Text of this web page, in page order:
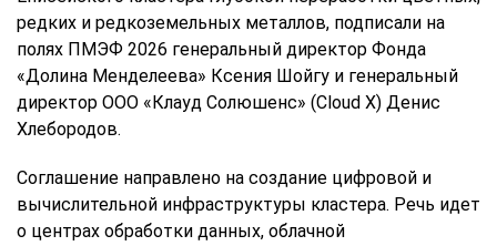
редких и редкоземельных металлов, подписали на
полях ПМЭФ 2026 генеральный директор Фонда
«Долина Менделеева» Ксения Шойгу и генеральный
директор ООО «Клауд Солюшенс» (Cloud X) Денис
Хлебородов.
Соглашение направлено на создание цифровой и
вычислительной инфраструктуры кластера. Речь идет
о центрах обработки данных, облачной